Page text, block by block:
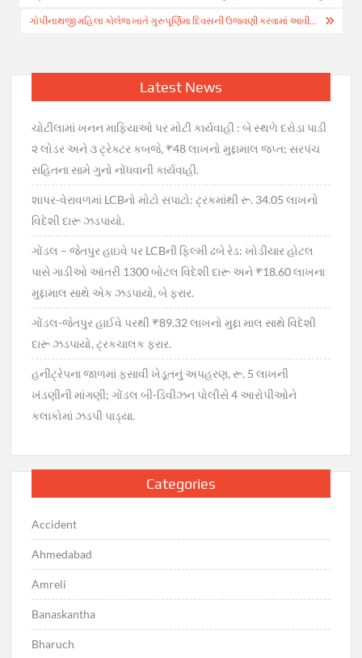
ગોપીનાથજી મહિલા કોલેજ ખાતે ગુરુપૂર્ણિમા દિવસની ઉજવણી કરવામાં આવી…
Latest News
ચોટીલામાં ખનન માફિયાઓ પર મોટી કાર્યવાહી : બે સ્થળે દરોડા પાડી
૨ લોડર અને ૩ ટ્રેક્ટર કબજે, ₹48 લાખનો મુદ્દામાલ જપ્ત; સરપંચ
સહિતના સામે ગુનો નોંધવાની કાર્યવાહી.
શાપર-વેરાવળમાં LCBનો મોટો સપાટો: ટ્રકમાંથી રૂ. 34.05 લાખનો
વિદેશી દારૂ ઝડપાયો.
ગોંડલ – જેતપુર હાઇવે પર LCBની ફિલ્મી ઢબે રેડ: ખોડીયાર હોટલ
પાસે ગાડીઓ આંતરી 1300 બોટલ વિદેશી દારૂ અને ₹18.60 લાખના
મુદ્દામાલ સાથે એક ઝડપાયો, બે ફરાર.
ગોંડલ-જેતપુર હાઈવે પરથી ₹89.32 લાખનો મુદ્દા માલ સાથે વિદેશી
દારૂ ઝડપાયો, ટ્રકચાલક ફરાર.
હનીટ્રેપના જાળમાં ફસાવી ખેડૂતનું અપહરણ, રૂ. 5 લાખની
ખંડણીની માંગણી; ગોંડલ બી-ડિવીઝન પોલીસે 4 આરોપીઓને
કલાકોમાં ઝડપી પાડ્યા.
Categories
Accident
Ahmedabad
Amreli
Banaskantha
Bharuch